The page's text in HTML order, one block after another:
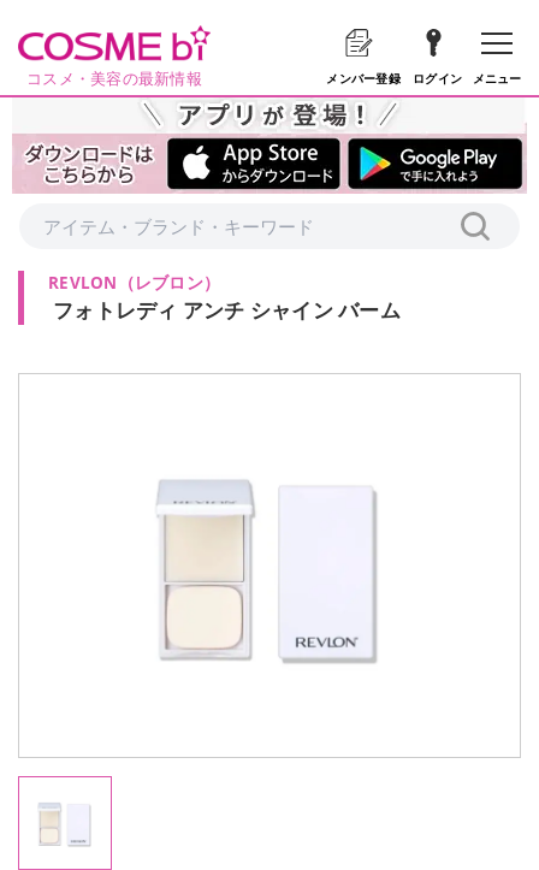
コスメ・美容の最新情報 メンバー登録 ログイン メニュー
REVLON （レブロン）
フォトレディ アンチ シャイン バーム